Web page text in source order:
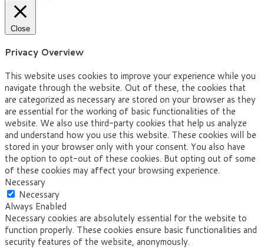
Close
Privacy Overview
This website uses cookies to improve your experience while you
navigate through the website. Out of these, the cookies that
are categorized as necessary are stored on your browser as they
are essential for the working of basic functionalities of the
website. We also use third-party cookies that help us analyze
and understand how you use this website. These cookies will be
stored in your browser only with your consent. You also have
the option to opt-out of these cookies. But opting out of some
of these cookies may affect your browsing experience.
Necessary
Necessary
Always Enabled
Necessary cookies are absolutely essential for the website to
function properly. These cookies ensure basic functionalities and
security features of the website, anonymously.